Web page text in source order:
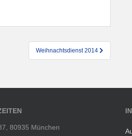
Weihnachtsdienst 2014
80935 München